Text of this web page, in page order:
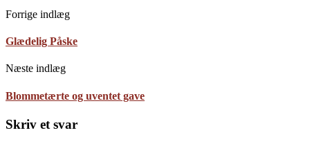
Forrige indlæg
Glædelig Påske
Næste indlæg
Blommetærte og uventet gave
Skriv et svar